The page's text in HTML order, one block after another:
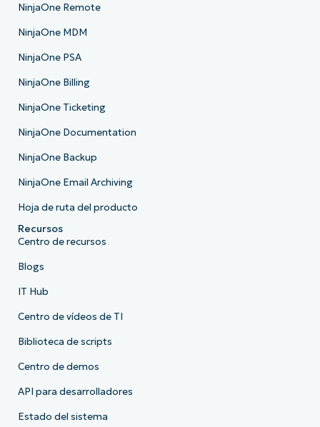
NinjaOne Remote
NinjaOne MDM
NinjaOne PSA
NinjaOne Billing
NinjaOne Ticketing
NinjaOne Documentation
NinjaOne Backup
NinjaOne Email Archiving
Hoja de ruta del producto
Recursos
Centro de recursos
Blogs
IT Hub
Centro de vídeos de TI
Biblioteca de scripts
Centro de demos
API para desarrolladores
Estado del sistema